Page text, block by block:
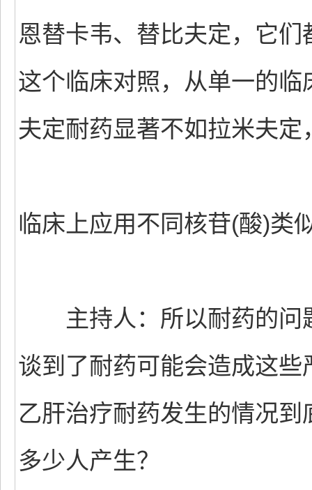
恩替卡韦、替比夫定，它
这个临床对照，从单一的
夫定耐药显著不如拉米夫
临床上应用不同核苷(酸)类
主持人：所以耐药的问
谈到了耐药可能会造成这
乙肝治疗耐药发生的情况
多少人产生？